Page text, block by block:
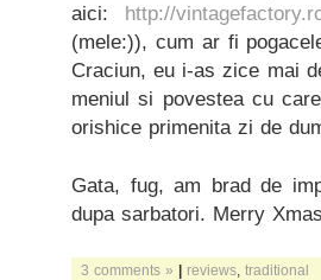
aici: http://
(mele:)), cum ar fi
Craciun, eu i-as zice mai
meniul si povestea cu
orishice primenita zi de
Gata, fug, am brad de
dupa sarbatori. Merry
3 comments » | reviews traditional